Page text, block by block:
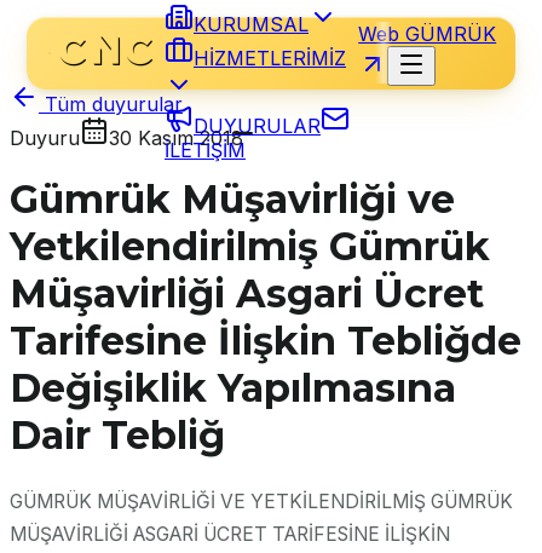
KURUMSAL
HİZMETLERİMİZ
DUYURULAR
İLETİŞİM
Web GÜMRÜK
Tüm duyurular
Duyuru
30 Kasım 2018
Gümrük Müşavirliği ve
Yetkilendirilmiş Gümrük
Müşavirliği Asgari Ücret
Tarifesine İlişkin Tebliğde
Değişiklik Yapılmasına
Dair Tebliğ
GÜMRÜK MÜŞAVİRLİĞİ VE YETKİLENDİRİLMİŞ GÜMRÜK
MÜŞAVİRLİĞİ ASGARİ ÜCRET TARİFESİNE İLİŞKİN